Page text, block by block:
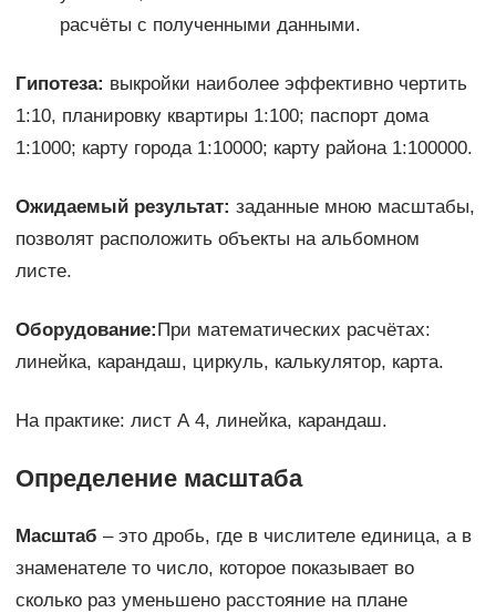
расчёты с полученными данными.
Гипотеза: выкройки наиболее эффективно чертить
1:10, планировку квартиры 1:100; паспорт дома
1:1000; карту города 1:10000; карту района 1:100000.
Ожидаемый результат: заданные мною масштабы,
позволят расположить объекты на альбомном
листе.
Оборудование: При математических расчётах:
линейка, карандаш, циркуль, калькулятор, карта.
На практике: лист А 4, линейка, карандаш.
Определение масштаба
Масштаб – это дробь, где в числителе единица, а в
знаменателе то число, которое показывает во
сколько раз уменьшено расстояние на плане